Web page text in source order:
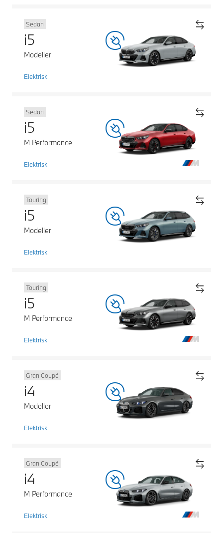
Sedan
i5
Modeller
Elektrisk
Sedan
i5
M Performance
Elektrisk
Touring
i5
Modeller
Elektrisk
Touring
i5
M Performance
Elektrisk
Gran Coupé
i4
Modeller
Elektrisk
Gran Coupé
i4
M Performance
Elektrisk